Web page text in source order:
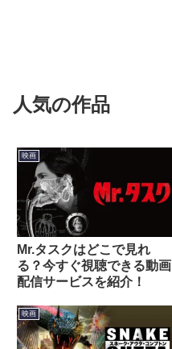
人気の作品
映画
Mr.タスクはどこで見れ
る？今すぐ視聴できる動画
配信サービスを紹介！
映画